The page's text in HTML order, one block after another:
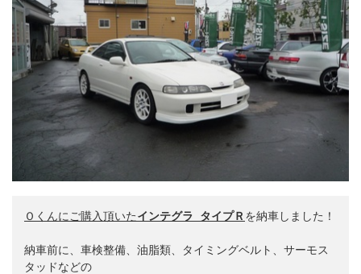
Ｏ くんに ご購入頂いたインテグラ タイプＲ を納車しました！
納車前に、車検整備、油脂類、タイミングベルト、サーモス
タッドなどの